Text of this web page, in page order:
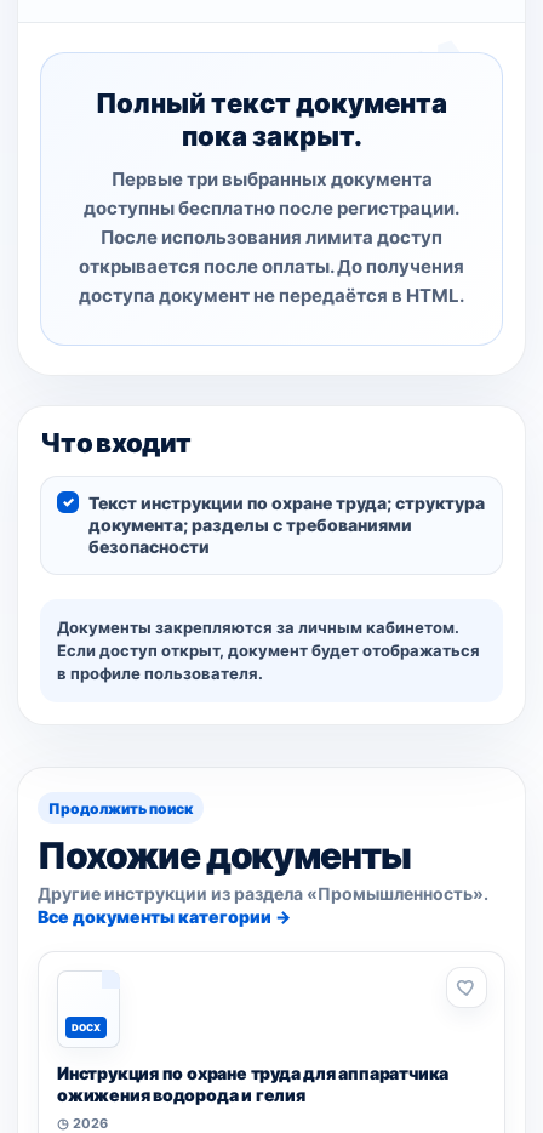
Полный текст документа
пока закрыт.
Первые три выбранных документа
доступны бесплатно после регистрации.
После использования лимита доступ
открывается после оплаты. До получения
доступа документ не передаётся в HTML.
Что входит
Текст инструкции по охране труда; структура
документа; разделы с требованиями
безопасности
Документы закрепляются за личным кабинетом.
Если доступ открыт, документ будет отображаться
в профиле пользователя.
Продолжить поиск
Похожие документы
Другие инструкции из раздела «Промышленность».
Все документы категории →
DOCX
Инструкция по охране труда для аппаратчика
ожижения водорода и гелия
◷ 2026